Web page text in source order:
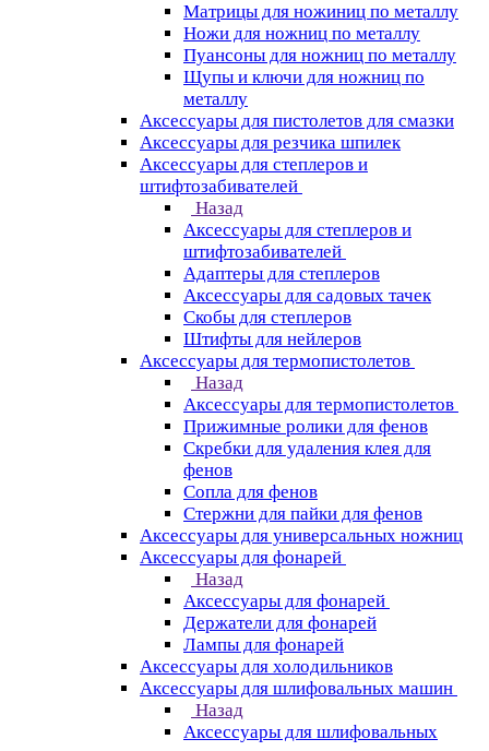
Матрицы для ножиниц по металлу
Ножи для ножниц по металлу
Пуансоны для ножниц по металлу
Щупы и ключи для ножниц по
металлу
Аксессуары для пистолетов для смазки
Аксессуары для резчика шпилек
Аксессуары для степлеров и
штифтозабивателей
Назад
Аксессуары для степлеров и
штифтозабивателей
Адаптеры для степлеров
Аксессуары для садовых тачек
Скобы для степлеров
Штифты для нейлеров
Аксессуары для термопистолетов
Назад
Аксессуары для термопистолетов
Прижимные ролики для фенов
Скребки для удаления клея для
фенов
Сопла для фенов
Стержни для пайки для фенов
Аксессуары для универсальных ножниц
Аксессуары для фонарей
Назад
Аксессуары для фонарей
Держатели для фонарей
Лампы для фонарей
Аксессуары для холодильников
Аксессуары для шлифовальных машин
Назад
Аксессуары для шлифовальных